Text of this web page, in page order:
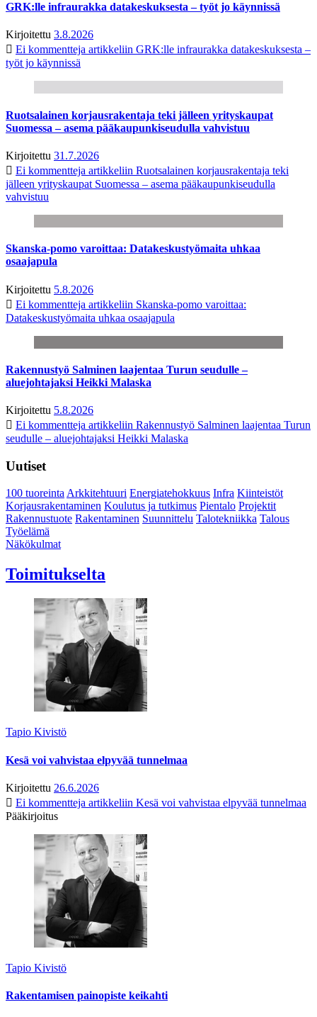
GRK:lle infraurakka datakeskuksesta – työt jo käynnissä
Kirjoitettu 3.8.2026
Ei kommentteja artikkeliin GRK:lle infraurakka datakeskuksesta –
työt jo käynnissä
Ruotsalainen korjausrakentaja teki jälleen yrityskaupat
Suomessa – asema pääkaupunkiseudulla vahvistuu
Kirjoitettu 31.7.2026
Ei kommentteja artikkeliin Ruotsalainen korjausrakentaja teki
jälleen yrityskaupat Suomessa – asema pääkaupunkiseudulla
vahvistuu
Skanska-pomo varoittaa: Datakeskustyömaita uhkaa
osaajapula
Kirjoitettu 5.8.2026
Ei kommentteja artikkeliin Skanska-pomo varoittaa:
Datakeskustyömaita uhkaa osaajapula
Rakennustyö Salminen laajentaa Turun seudulle –
aluejohtajaksi Heikki Malaska
Kirjoitettu 5.8.2026
Ei kommentteja artikkeliin Rakennustyö Salminen laajentaa Turun
seudulle – aluejohtajaksi Heikki Malaska
Uutiset
100 tuoreintaArkkitehtuuri Energiatehokkuus Infra Kiinteistöt
Korjausrakentaminen Koulutus ja tutkimus Pientalo Projektit
Rakennustuote Rakentaminen Suunnittelu Talotekniikka Talous
Työelämä
Näkökulmat
Toimitukselta
Tapio Kivistö
Kesä voi vahvistaa elpyvää tunnelmaa
Kirjoitettu 26.6.2026
Ei kommentteja artikkeliin Kesä voi vahvistaa elpyvää tunnelmaa
Pääkirjoitus
Tapio Kivistö
Rakentamisen painopiste keikahti